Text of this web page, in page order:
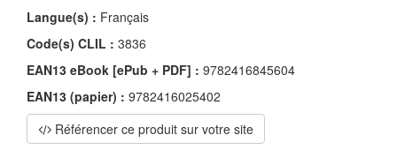
Langue(s) : Français
Code(s) CLIL : 3836
EAN13 eBook [ePub + PDF] : 9782416845604
EAN13 (papier) : 9782416025402
Référencer ce produit sur votre site